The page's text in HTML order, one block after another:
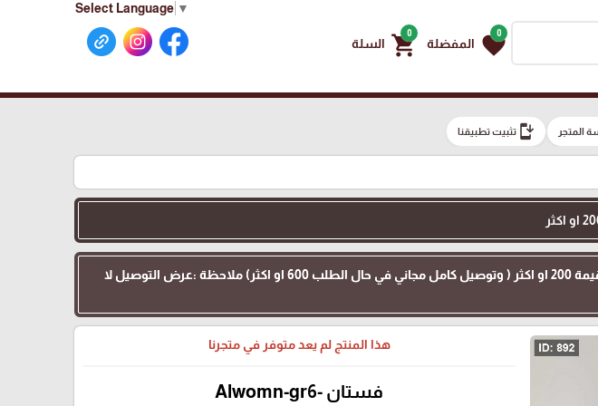
Select Language ▼
0
favorite المفضلة
0
shopping_cart السلة
المتجر install_mobileتثبيت تطبيقنا
عرض التوصيل :اهلنا في الداخل 48 التوصيل 35 بدل 70 للطلبات بقيمة 200 او اكثر ( وتوصيل كامل مجاني في حال الطلب 600 او اكثر) ملاحظة :عرض التوصيل لا
هذا المنتج لم يعد متوفر في متجرنا
فستان -Alwomn-gr6